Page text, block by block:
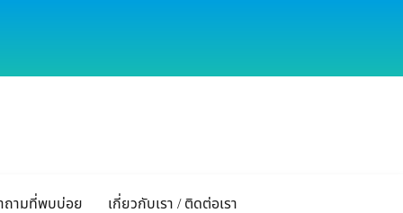
ถามที่พบบ่อย เกี่ยวกับเรา / ติดต่อเรา